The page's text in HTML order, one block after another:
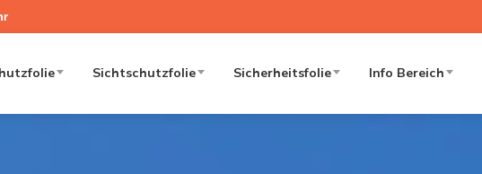
Sichtschutzfolie Sicherheitsfolie Info Bereich